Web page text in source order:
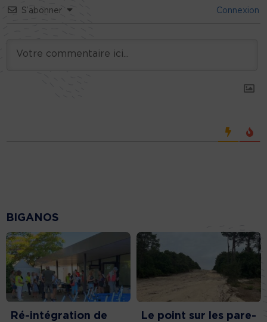
S’abonner Connexion
BIGANOS
Ré-intégration de
Le point sur les pare-